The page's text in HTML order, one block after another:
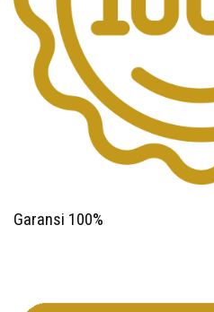
Garansi 100%